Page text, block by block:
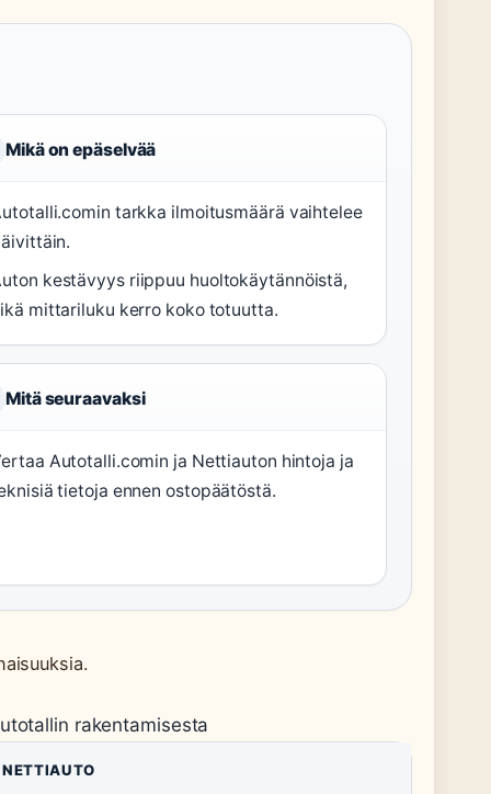
Mikä on epäselvää
tarkka ilmoitusmäärä vaihtelee
kestävyys riippuu huoltokäytännöistä,
mittariluku kerro koko totuutta.
Mitä seuraavaksi
Autotalli.comin ja Nettiauton hintoja ja
tietoja ennen ostopäätöstä.
rakentamisesta
NETTIAUTO